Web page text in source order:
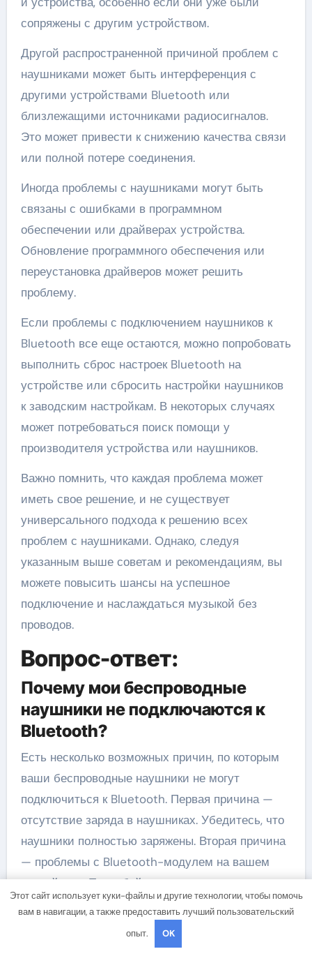
сопряжены с другим устройством.
Другой распространенной причиной проблем с
наушниками может быть интерференция с
другими устройствами Bluetooth или
близлежащими источниками радиосигналов.
Это может привести к снижению качества связи
или полной потере соединения.
Иногда проблемы с наушниками могут быть
связаны с ошибками в программном
обеспечении или драйверах устройства.
Обновление программного обеспечения или
переустановка драйверов может решить
проблему.
Если проблемы с подключением наушников к
Bluetooth все еще остаются, можно попробовать
выполнить сброс настроек Bluetooth на
устройстве или сбросить настройки наушников
к заводским настройкам. В некоторых случаях
может потребоваться поиск помощи у
производителя устройства или наушников.
Важно помнить, что каждая проблема может
иметь свое решение, и не существует
универсального подхода к решению всех
проблем с наушниками. Однако, следуя
указанным выше советам и рекомендациям, вы
можете повысить шансы на успешное
подключение и наслаждаться музыкой без
проводов.
Вопрос-ответ:
Почему мои беспроводные
наушники не подключаются к
Bluetooth?
Есть несколько возможных причин, по которым
ваши беспроводные наушники не могут
подключиться к Bluetooth. Первая причина —
отсутствие заряда в наушниках. Убедитесь, что
наушники полностью заряжены. Вторая причина
— проблемы с Bluetooth-модулем на вашем
устройстве. Попробуйте перезагрузить
устройство или проверьте настройки Bluetooth.
Третья причина — проблемы с наушниками.
Попробуйте сбросить настройки наушников или
Этот сайт использует куки-файлы и другие технологии, чтобы помочь
вам в навигации, а также предоставить лучший пользовательский
опыт.
OK